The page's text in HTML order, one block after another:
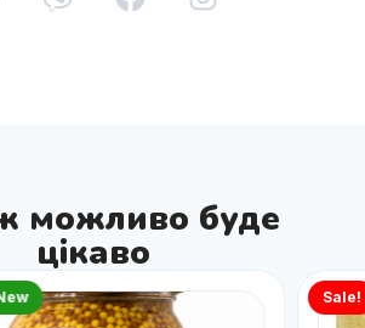
можливо буде
цікаво
Sale!